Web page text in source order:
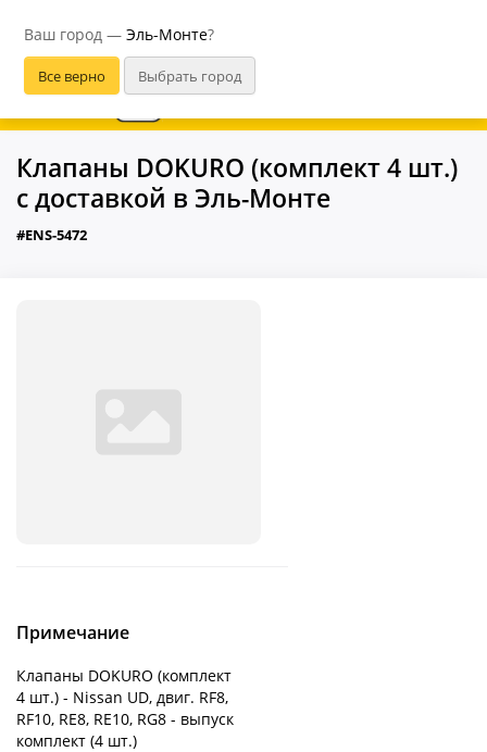
Ваш город — Эль-Монте?
В приложении удобнее
Клапаны DOKURO (комплект 4 шт.)
с доставкой в Эль-Монте
#ENS-5472
Примечание
Клапаны DOKURO (комплект
4 шт.) - Nissan UD, двиг. RF8,
RF10, RE8, RE10, RG8 - выпуск
комплект (4 шт.)